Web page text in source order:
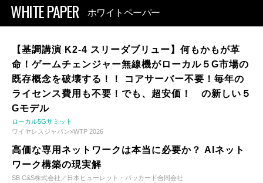
WHITE PAPER ホワイトペーパー
【基調講演 K2-4 スリーダブリュー】何もかもが革
命！ゲームチェンジャー無線機がローカル５G市場の
既存概念を破壊する！！ コアサーバー不要！毎年の
ライセンス費用も不要！でも、超安価！ の新しい５
Gモデル
ローカル5Gサミット
ワイヤレスジャパン×WTP 2026
高価な専用ネットワークは本当に必要か？ AIネット
ワーク構築の現実解
SB C&S株式会社／日本ヒューレット・パッカード合同会社